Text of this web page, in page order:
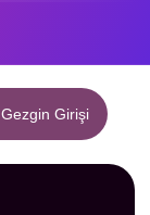
Gezgin Girişi